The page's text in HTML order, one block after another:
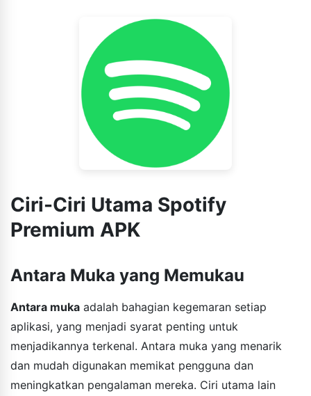
Ciri-Ciri Utama Spotify
Premium APK
Antara Muka yang Memukau
Antara muka adalah bahagian kegemaran setiap
aplikasi, yang menjadi syarat penting untuk
menjadikannya terkenal. Antara muka yang menarik
dan mudah digunakan memikat pengguna dan
meningkatkan pengalaman mereka. Ciri utama lain